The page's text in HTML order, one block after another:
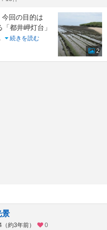
回の目的は
都井岬灯台」
続きを読む
2
景
約3年前）
0